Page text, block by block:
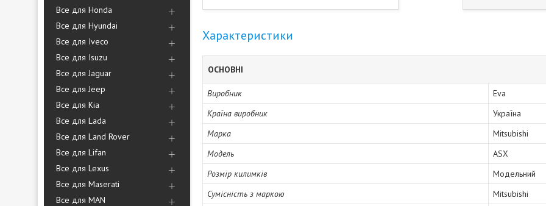
Все для Honda
Все для Hyundai
Все для Iveco
Все для Isuzu
Все для Jaguar
Все для Jeep
Все для Kia
Все для Lada
Все для Land Rover
Все для Lifan
Все для Lexus
Все для Maserati
Все для MAN
Характеристики
ОСНОВНІ
Виробник
Eva
Країна виробник
Україна
Марка
Mitsubishi
Модель
ASX
Розмір килимків
Модельний
Сумісність з маркою
Mitsubishi